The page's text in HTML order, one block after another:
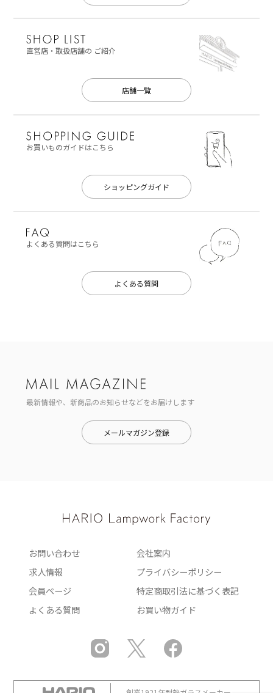
直営店・取扱店舗の ご紹介
店舗一覧
お買いものガイドはこちら
ショッピングガイド
よくある質問はこちら
よくある質問
最新情報や、新商品のお知らせなどをお届けします
メールマガジン登録
お問い合わせ
会社案内
求人情報
プライバシーポリシー
会員ページ
特定商取引法に基づく表記
よくある質問
お買い物ガイド